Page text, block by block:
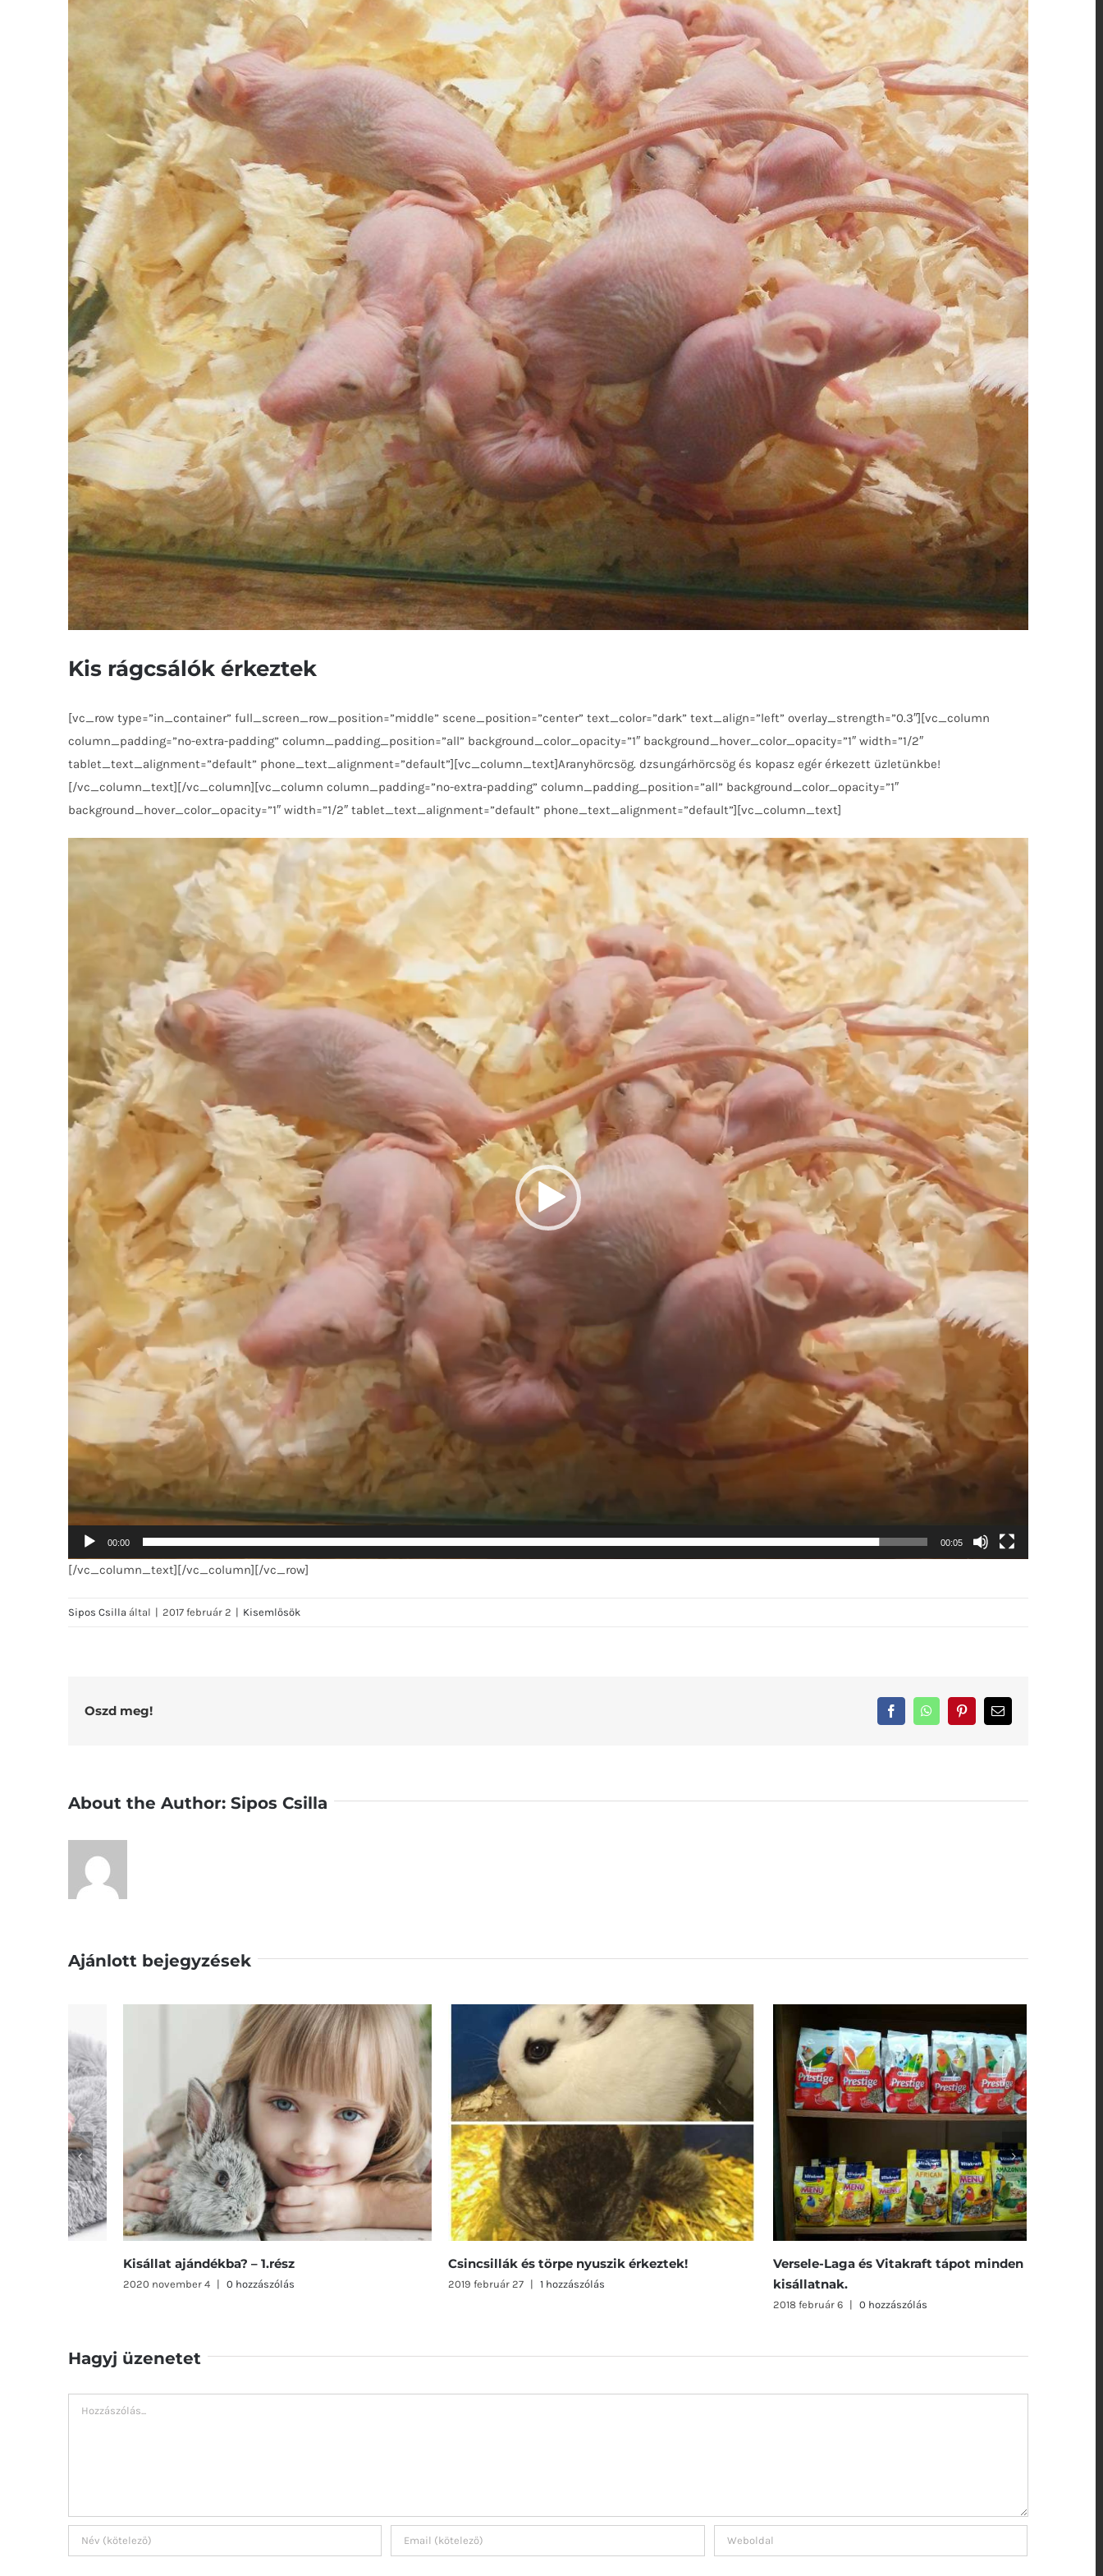
Kis rágcsálók érkeztek
[vc_row type=”in_container” full_screen_row_position=”middle” scene_position=”center” text_color=”dark” text_align=”left” overlay_strength=”0.3″][vc_column
column_padding=”no-extra-padding” column_padding_position=”all” background_color_opacity=”1″ background_hover_color_opacity=”1″ width=”1/2″
tablet_text_alignment=”default” phone_text_alignment=”default”][vc_column_text]Aranyhörcsög. dzsungárhörcsög és kopasz egér érkezett üzletünkbe!
[/vc_column_text][/vc_column][vc_column column_padding=”no-extra-padding” column_padding_position=”all” background_color_opacity=”1″
background_hover_color_opacity=”1″ width=”1/2″ tablet_text_alignment=”default” phone_text_alignment=”default”][vc_column_text]
00:00 00:05
[/vc_column_text][/vc_column][/vc_row]
Sipos Csilla által | 2017 február 2 | Kisemlősök
Oszd meg! FacebookWhatsAppPinterestEmail:
About the Author: Sipos Csilla
Ajánlott bejegyzések
Kisállat ajándékba? – 1.rész
2020 november 4 | 0 hozzászólás
Csincsillák és törpe nyuszik érkeztek!
2019 február 27 | 1 hozzászólás
Versele-Laga és Vitakraft tápot minden
kisállatnak.
2018 február 6 | 0 hozzászólás
Hagyj üzenetet
Hozzászólás